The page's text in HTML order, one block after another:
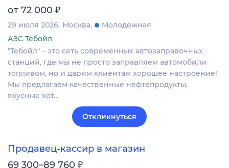
от 72 000 ₽
29 июля 2026 Москва
Молодежная
АЗС Тебойл
"Тебойл" – это сеть современных автозаправочных
станций, где мы не просто заправляем автомобили
топливом, но и дарим клиентам хорошее настроение!
Мы предлагаем качественные нефтепродукты,
вкусные хот…
Откликнуться
Продавец-кассир в магазин
69 300–89 760 ₽